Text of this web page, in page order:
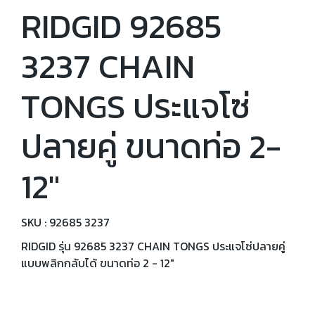
RIDGID 92685
3237 CHAIN
TONGS ประแจโซ่
ปลายคู่ ขนาดท่อ 2-
12"
SKU : 92685 3237
RIDGID รุ่น 92685 3237 CHAIN TONGS ประแจโซ่ปลายคู่
แบบพลิกกลับได้ ขนาดท่อ 2 - 12"